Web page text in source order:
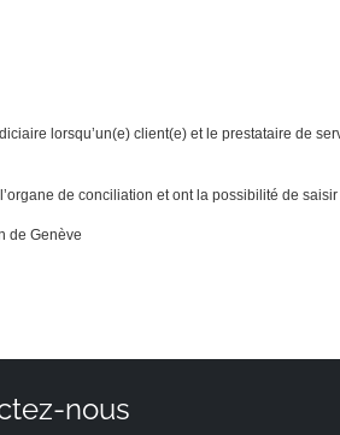
lorsqu’un(e) client(e) et le prestataire de
de conciliation et ont la possibilité de
de Genève
nous